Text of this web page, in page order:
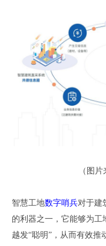
（ 图片
智慧工地数字哨兵对于建
的利器之一 ， 它能够为工
越发“聪明”，从而有效推